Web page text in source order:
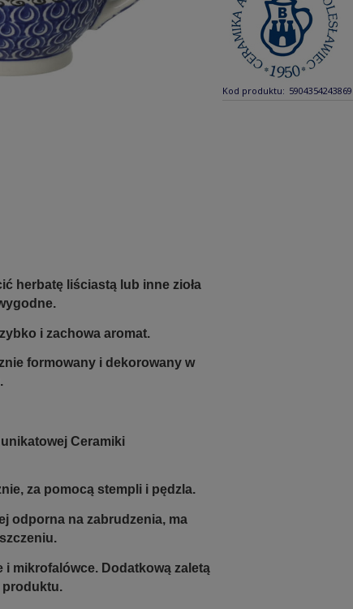
Kod produktu: 5904354243869
herbatę liściastą lub inne zioła
i zachowa aromat.
formowany i dekorowany w
Ceramiki
za pomocą stempli i pędzla.
odporna na zabrudzenia, ma
i mikrofalówce. Dodatkową zaletą
produktu.